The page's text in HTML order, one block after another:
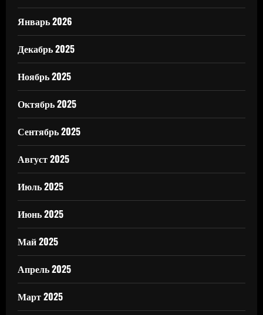
Январь 2026
Декабрь 2025
Ноябрь 2025
Октябрь 2025
Сентябрь 2025
Август 2025
Июль 2025
Июнь 2025
Май 2025
Апрель 2025
Март 2025